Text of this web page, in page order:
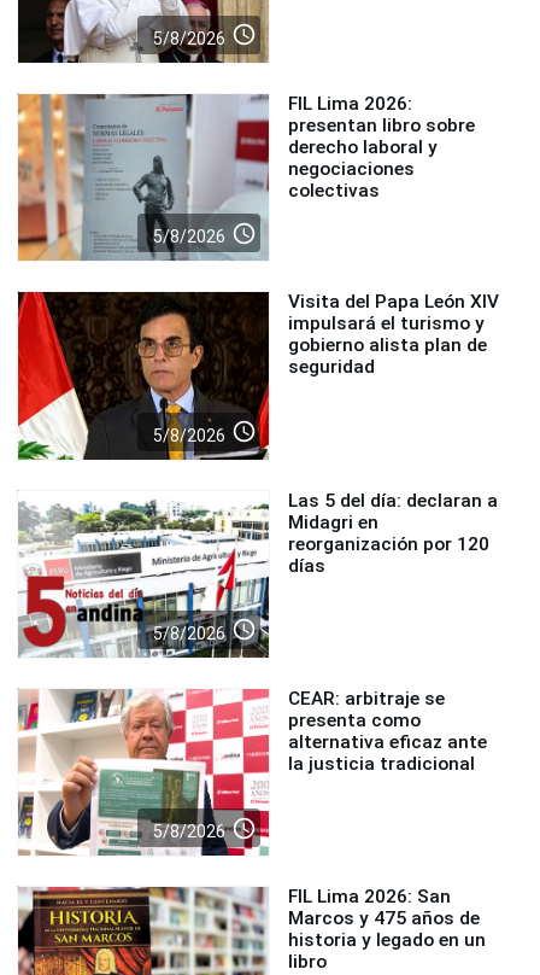
5/8/2026 access_time
5/8/2026 access_time
FIL Lima 2026:
presentan libro sobre
derecho laboral y
negociaciones
colectivas
5/8/2026 access_time
Visita del Papa León XIV
impulsará el turismo y
gobierno alista plan de
seguridad
5/8/2026 access_time
Las 5 del día: declaran a
Midagri en
reorganización por 120
días
5/8/2026 access_time
CEAR: arbitraje se
presenta como
alternativa eficaz ante
la justicia tradicional
FIL Lima 2026: San
Marcos y 475 años de
historia y legado en un
libro